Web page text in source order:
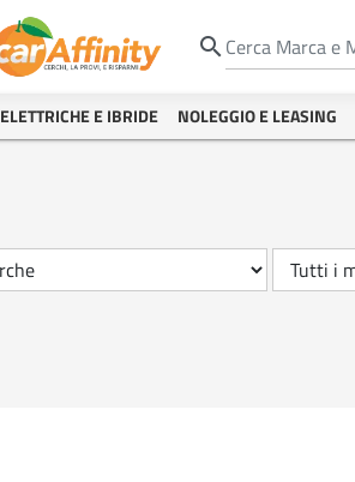
search
ELETTRICHE E IBRIDE NOLEGGIO E LEASING